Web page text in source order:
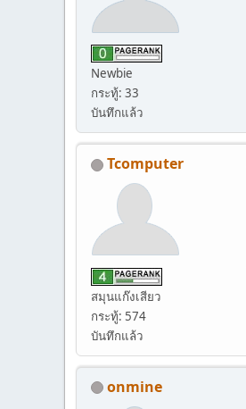
Newbie
กระทู้: 33
บันทึกแล้ว
Tcomputer
สมุนแก๊งเสียว
กระทู้: 574
บันทึกแล้ว
onmine